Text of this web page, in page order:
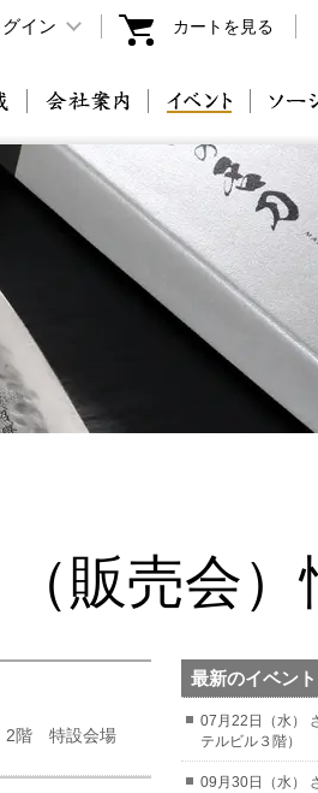
グイン カートを見る
メディア掲載 会社案内 イベント
販売会）
2階 特設会場
最新のイベン
07月22日（水）
テルビル３階）
09月30日（水